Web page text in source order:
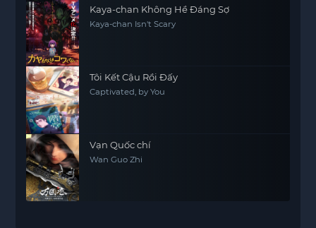
Kaya-chan Không Hề Đáng Sợ
Kaya-chan Isn't Scary
Tôi Kết Cậu Rồi Đấy
Captivated, by You
Vạn Quốc chí
Wan Guo Zhi